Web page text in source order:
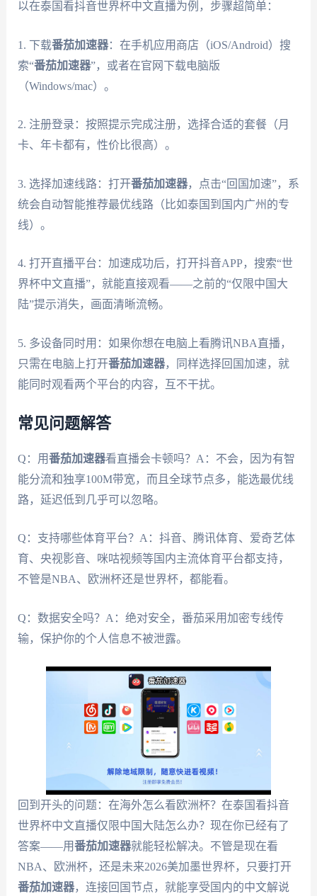
以在泰国看抖音世界杯中文直播为例，步骤超简单：
1. 下载番茄加速器：在手机应用商店（iOS/Android）搜
索“番茄加速器”，或者在官网下载电脑版
（Windows/mac）。
2. 注册登录：按照提示完成注册，选择合适的套餐（月
卡、年卡都有，性价比很高）。
3. 选择加速线路：打开番茄加速器，点击“回国加速”，系
统会自动智能推荐最优线路（比如泰国到国内广州的专
线）。
4. 打开直播平台：加速成功后，打开抖音APP，搜索“世
界杯中文直播”，就能直接观看——之前的“仅限中国大
陆”提示消失，画面清晰流畅。
5. 多设备同时用：如果你想在电脑上看腾讯NBA直播，
只需在电脑上打开番茄加速器，同样选择回国加速，就
能同时观看两个平台的内容，互不干扰。
常见问题解答
Q：用番茄加速器看直播会卡顿吗？A：不会，因为有智
能分流和独享100M带宽，而且全球节点多，能选最优线
路，延迟低到几乎可以忽略。
Q：支持哪些体育平台？A：抖音、腾讯体育、爱奇艺体
育、央视影音、咪咕视频等国内主流体育平台都支持，
不管是NBA、欧洲杯还是世界杯，都能看。
Q：数据安全吗？A：绝对安全，番茄采用加密专线传
输，保护你的个人信息不被泄露。
回到开头的问题：在海外怎么看欧洲杯？在泰国看抖音
世界杯中文直播仅限中国大陆怎么办？现在你已经有了
答案——用番茄加速器就能轻松解决。不管是现在看
NBA、欧洲杯，还是未来2026美加墨世界杯，只要打开
番茄加速器，连接回国节点，就能享受国内的中文解说